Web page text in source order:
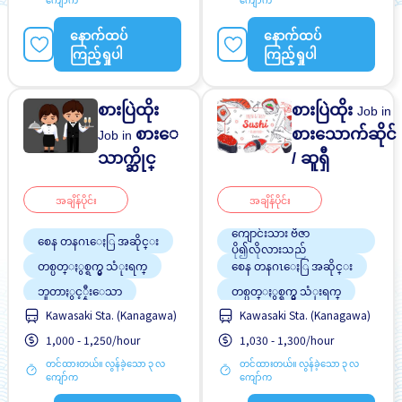
နောက်ထပ်
ကြည့်ရှုပါ
နောက်ထပ်
ကြည့်ရှုပါ
စားပြဲထိုး
Job in စားေ
သာက္ဆိုင္
အချိန်ပိုင်း
စေန တနဂၤေႏြ အဆိုင္း
တစ္ပတ္ႏွစ္ရက္မွ သံုးရက္
ဘူတာႏွင့္နီးေသာ
လမ္းစရိတ္ေပးသည္
အလုပ္ခ်ိန္နည္းေသာ
Kawasaki Sta. (Kanagawa)
1,000 - 1,250/hour
တင်ထားတယ်။ လွန်ခဲ့သော ၃ လ
ကျော်က
စားပြဲထိုးJob in
စားသောက်ဆိုင်
/ ဆူရှီ
အချိန်ပိုင်း
ကျောင်းသား ဗီဇာ
ပို၍လိုလားသည်
စေန တနဂၤေႏြ အဆိုင္း
တစ္ပတ္ႏွစ္ရက္မွ သံုးရက္
ထမင်းကျွေးမည်
ၾကိဳတင္လစာေငြေပးျခင္း
ဘူတာႏွင့္နီးေသာ
ဝင်ငွေအများအပြားရရန်
အလားအလာရှိသည်
Kawasaki Sta. (Kanagawa)
1,030 - 1,300/hour
တင်ထားတယ်။ လွန်ခဲ့သော ၃ လ
ကျော်က